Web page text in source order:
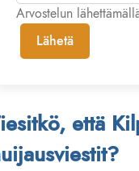
Arvostelun
Lähetä
että